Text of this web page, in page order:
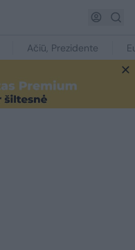
Ačiū, Prezidente